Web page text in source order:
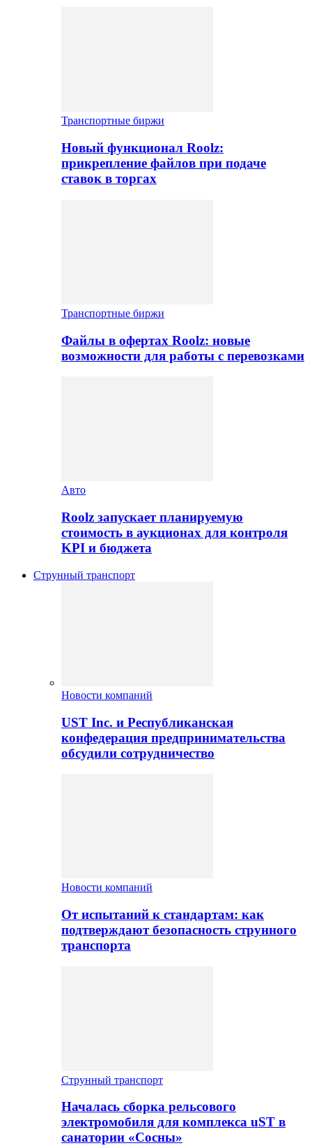
Транспортные биржи
Новый функционал Roolz:
прикрепление файлов при подаче
ставок в торгах
Транспортные биржи
Файлы в офертах Roolz: новые
возможности для работы с перевозками
Авто
Roolz запускает планируемую
стоимость в аукционах для контроля
KPI и бюджета
Струнный транспорт
Новости компаний
UST Inc. и Республиканская
конфедерация предпринимательства
обсудили сотрудничество
Новости компаний
От испытаний к стандартам: как
подтверждают безопасность струнного
транспорта
Струнный транспорт
Началась сборка рельсового
электромобиля для комплекса uST в
санатории «Сосны»